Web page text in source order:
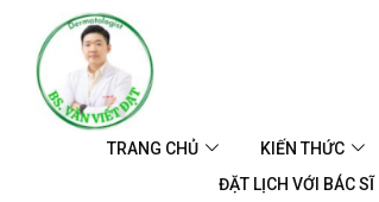
content
TRANG CHỦ KIẾN THỨC
ĐẶT LỊCH VỚI BÁC SĨ